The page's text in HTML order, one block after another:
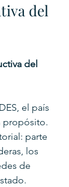
del
del
el país
propósito.
parte
los
de